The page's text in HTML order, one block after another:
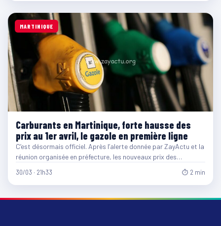
MARTINIQUE
Carburants en Martinique, forte hausse des
prix au 1er avril, le gazole en première ligne
C’est désormais officiel. Après l’alerte donnée par ZayActu et la
réunion organisée en préfecture, les nouveaux prix des…
30/03 · 21h33 ⏱ 2 min